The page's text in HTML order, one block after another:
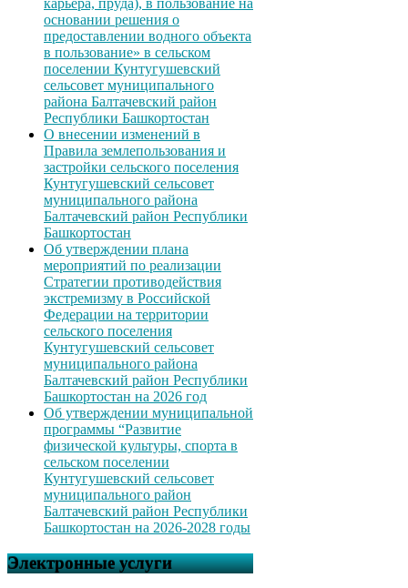
карьера, пруда), в пользование на
основании решения о
предоставлении водного объекта
в пользование» в сельском
поселении Кунтугушевский
сельсовет муниципального
района Балтачевский район
Республики Башкортостан
О внесении изменений в
Правила землепользования и
застройки сельского поселения
Кунтугушевский сельсовет
муниципального района
Балтачевский район Республики
Башкортостан
Об утверждении плана
мероприятий по реализации
Стратегии противодействия
экстремизму в Российской
Федерации на территории
сельского поселения
Кунтугушевский сельсовет
муниципального района
Балтачевский район Республики
Башкортостан на 2026 год
Об утверждении муниципальной
программы “Развитие
физической культуры, спорта в
сельском поселении
Кунтугушевский сельсовет
муниципального район
Балтачевский район Республики
Башкортостан на 2026-2028 годы
Электронные услуги